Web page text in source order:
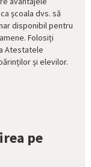
școala dvs. să
disponibil pentru
Folosiți
Atestatele
și elevilor.
pe